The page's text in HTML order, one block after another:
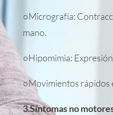
○Micrografía:
mano.
○Hipomimia:
○Movimientos rápidos
3.Síntomas no